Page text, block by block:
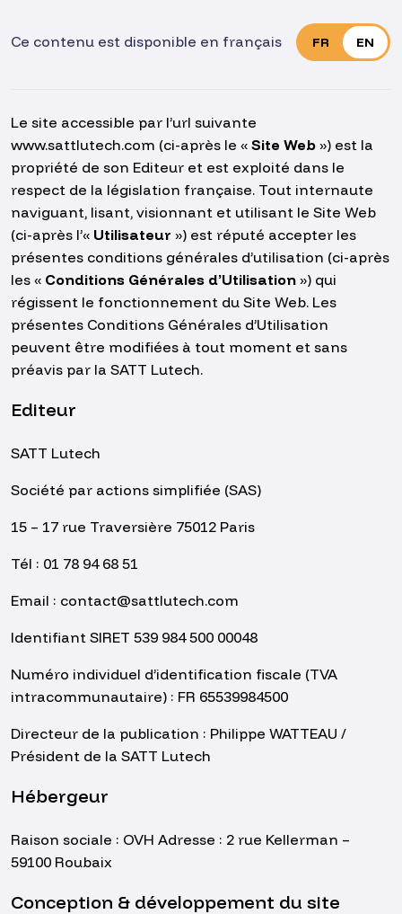
Ce contenu est disponible en français FR EN
Le site accessible par l’url suivante
www.sattlutech.com (ci-après le « Site Web ») est la
propriété de son Editeur et est exploité dans le
respect de la législation française. Tout internaute
naviguant, lisant, visionnant et utilisant le Site Web
(ci-après l’« Utilisateur ») est réputé accepter les
présentes conditions générales d’utilisation (ci-après
les « Conditions Générales d’Utilisation ») qui
régissent le fonctionnement du Site Web. Les
présentes Conditions Générales d’Utilisation
peuvent être modifiées à tout moment et sans
préavis par la SATT Lutech.
Editeur
SATT Lutech
Société par actions simplifiée (SAS)
15 – 17 rue Traversière 75012 Paris
Tél : 01 78 94 68 51
Email : contact@sattlutech.com
Identifiant SIRET 539 984 500 00048
Numéro individuel d’identification fiscale (TVA
intracommunautaire) : FR 65539984500
Directeur de la publication : Philippe WATTEAU /
Président de la SATT Lutech
Hébergeur
Raison sociale : OVH Adresse : 2 rue Kellerman –
59100 Roubaix
Conception & développement du site